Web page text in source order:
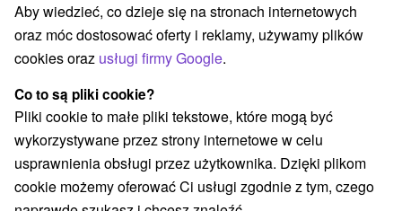
Kategorie
Wszystkie kategorie
Areny laserowe i paintball
Túry a turistické chodníky
Amfiteatry i kina w przyrodzie(1) Pola golfowe(1)
Źródła(5) Parki miejskie i zamkowe(1)
Rafting, rafting, rafting (3) Zamki(2) Teatry(2)
Jazda konna(1) Sporty(2) Zamki, pałace, ruiny (8)
Atrakcje z adrenaliną(3)
Aby wiedzieć, co dzieje się na stronach internetowych
oraz móc dostosować oferty i reklamy, używamy plików
cookies oraz usługi firmy Google.
Co to są pliki cookie?
Pliki cookie to małe pliki tekstowe, które mogą być
wykorzystywane przez strony internetowe w celu
usprawnienia obsługi przez użytkownika. Dzięki plikom
cookie możemy oferować Ci usługi zgodnie z tym, czego